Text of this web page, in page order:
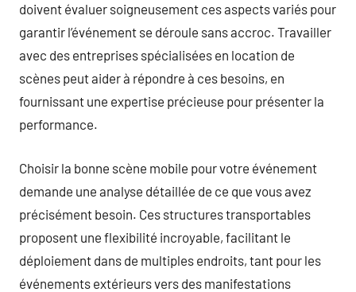
doivent évaluer soigneusement ces aspects variés pour
garantir l’événement se déroule sans accroc. Travailler
avec des entreprises spécialisées en location de
scènes peut aider à répondre à ces besoins, en
fournissant une expertise précieuse pour présenter la
performance.
Choisir la bonne scène mobile pour votre événement
demande une analyse détaillée de ce que vous avez
précisément besoin. Ces structures transportables
proposent une flexibilité incroyable, facilitant le
déploiement dans de multiples endroits, tant pour les
événements extérieurs vers des manifestations